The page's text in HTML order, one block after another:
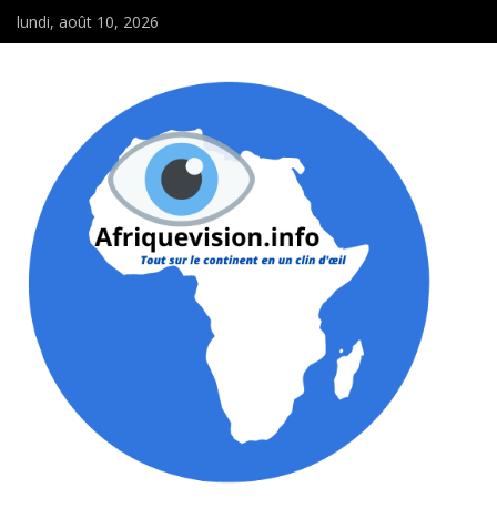
lundi, août 10, 2026